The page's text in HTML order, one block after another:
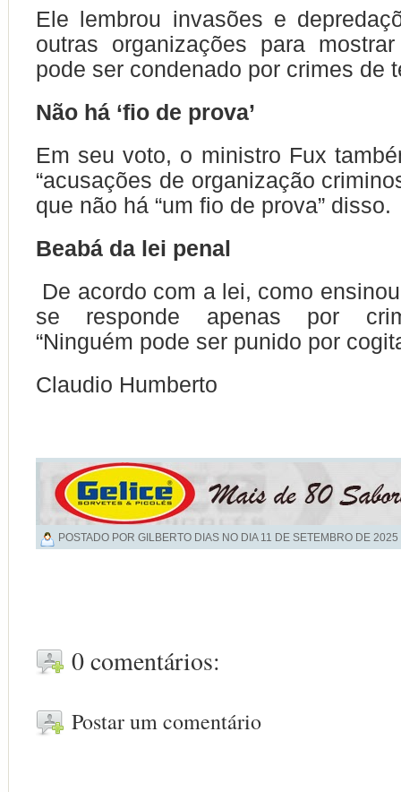
Ele lembrou invasões e
outras organizações para
pode ser condenado por crimes de
Não há ‘fio de prova’
Em seu voto, o ministro Fux
“acusações de organização
que não há “um fio de prova” disso.
Beabá da lei penal
De acordo com a lei, como
se responde apenas por
“Ninguém pode ser punido por
Claudio Humberto
POSTADO POR GILBERTO DIAS NO DIA 11 DE SETEMBRO DE 2025
0 comentários:
Postar um comentário